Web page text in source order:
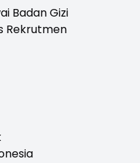
Badan Gizi
Rekrutmen